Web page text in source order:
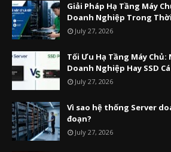
Giải Pháp Hạ Tầng Máy
Doanh Nghiệp Trong
July 27, 2026
Tối Ưu Hạ Tầng Máy Chủ:
Doanh Nghiệp Hay SSD
July 27, 2026
Vì sao hệ thống Server
đoạn?
July 27, 2026